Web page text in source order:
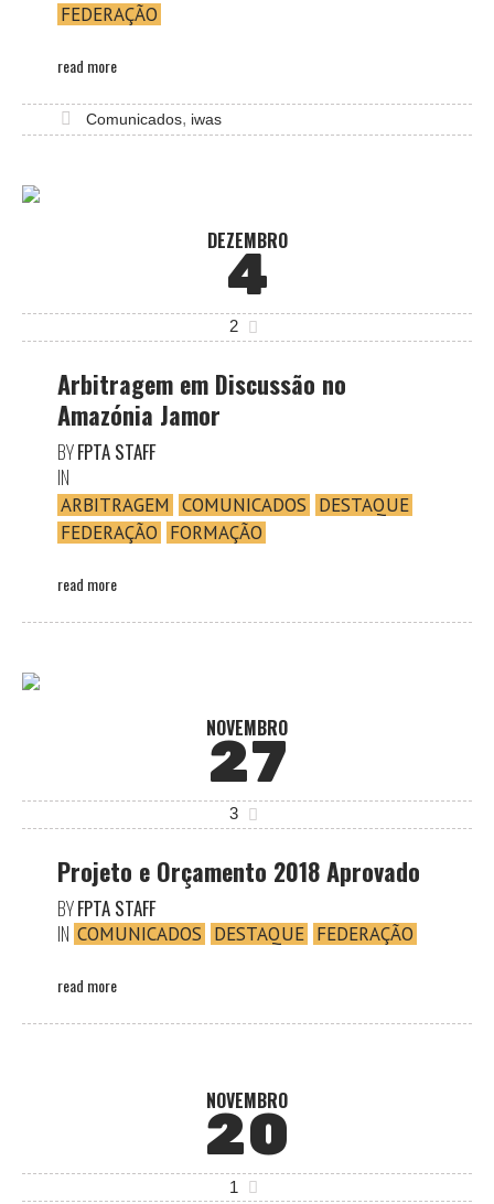
FEDERAÇÃO
read more
Comunicados, iwas
DEZEMBRO
4
2
Arbitragem em Discussão no
Amazónia Jamor
BYFPTA STAFF
IN
ARBITRAGEM COMUNICADOS DESTAQUE
FEDERAÇÃO FORMAÇÃO
read more
NOVEMBRO
27
3
Projeto e Orçamento 2018 Aprovado
BYFPTA STAFF
IN COMUNICADOS DESTAQUE FEDERAÇÃO
read more
NOVEMBRO
20
1